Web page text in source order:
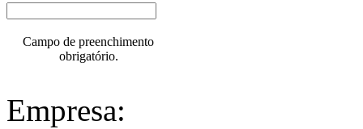
Campo de preenchimento
obrigatório.
Empresa: